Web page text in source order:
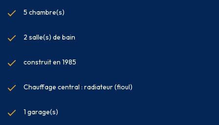
5 chambre(s)
2 salle(s) de bain
construit en 1985
Chauffage central : radiateur (fioul)
1 garage(s)